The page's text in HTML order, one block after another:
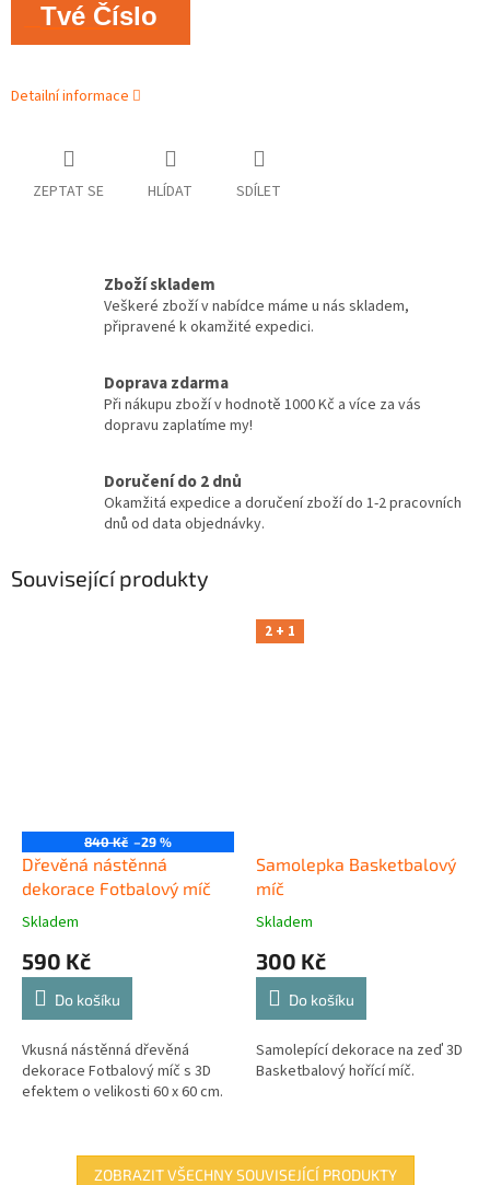
Tvé Číslo
Detailní informace
ZEPTAT SE HLÍDAT SDÍLET
Zboží skladem
Veškeré zboží v nabídce máme u nás skladem,
připravené k okamžité expedici.
Doprava zdarma
Při nákupu zboží v hodnotě 1000 Kč a více za vás
dopravu zaplatíme my!
Doručení do 2 dnů
Okamžitá expedice a doručení zboží do 1-2 pracovních
dnů od data objednávky.
Související produkty
840 Kč –29 %
Dřevěná nástěnná
dekorace Fotbalový míč
Skladem
590 Kč
Do košíku
Vkusná nástěnná dřevěná
dekorace Fotbalový míč s 3D
efektem o velikosti 60 x 60 cm.
2 + 1
Samolepka Basketbalový
míč
Skladem
300 Kč
Do košíku
Samolepící dekorace na zeď 3D
Basketbalový hořící míč.
ZOBRAZIT VŠECHNY SOUVISEJÍCÍ PRODUKTY